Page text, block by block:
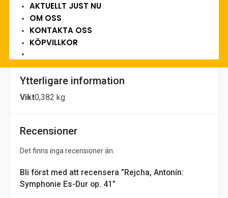
AKTUELLT JUST NU
OM OSS
KONTAKTA OSS
KÖPVILLKOR
Edition Type: score
Scoring / Instrumentation, Details:
Fl/2Ob/2bassoon/2Hn/timpani/Str
Format: 31,0 x 23,5 cm
Ytterligare information
Vikt0,382 kg
Recensioner
Det finns inga recensioner än.
Bli först med att recensera ”Rejcha, Antonín:
Symphonie Es-Dur op. 41”